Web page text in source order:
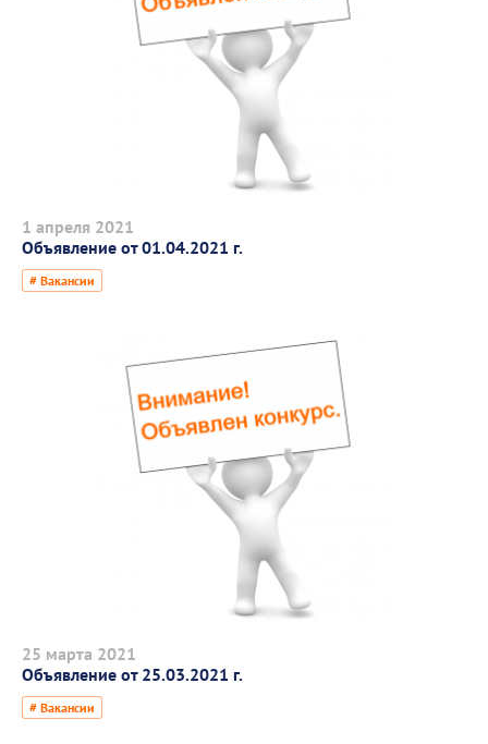
1 апреля 2021
Объявление от 01.04.2021 г.
# Вакансии
25 марта 2021
Объявление от 25.03.2021 г.
# Вакансии